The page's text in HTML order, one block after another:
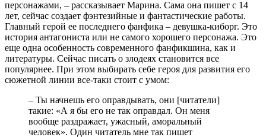
персонажами, – рассказывает Марина. Сама она пишет с 14
лет, сейчас создает фэнтезийные и фантастические работы.
Главный герой ее последнего фанфика – девушка-киборг. Это
история антагониста или не самого хорошего персонажа. Это
еще одна особенность современного фанфикшина, как и
литературы. Сейчас писать о злодеях становится все
популярнее. При этом выбирать себе героя для развития его
сюжетной линии все-таки стоит с умом:
– Ты начнешь его оправдывать, они [читатели]
такие: «А я бы его не так оправдал. Он меня
вообще раздражает, ужасный, аморальный
человек». Один читатель мне так пишет